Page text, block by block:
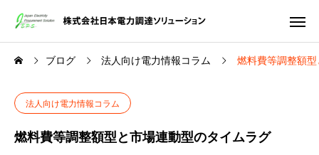
ブログ 法人向け電力情報コラム 燃料費等調整額
法人向け電力情報コラム
燃料費等調整額型と市場連動型のタイムラグ